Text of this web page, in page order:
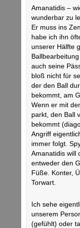
Amanatidis –
wunderbar zu
Er muss ins
habe ich ihn
unserer Hälfte
auch seine
bloß nicht für
der den Ball
bekommt, am
Wenn er mit
parkt, den Ball
bekommt
Angriff
immer folgt.
Amanatidis will
entweder den
Füße. Konter,
Torwart.
Ich sehe
unserem
(gefühlt) oder